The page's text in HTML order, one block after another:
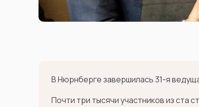
В Нюрнберге завершилась 31-я
Почти три тысячи участников из ста